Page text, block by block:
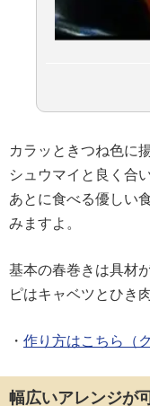
カラッときつね色に
シュウマイと良く合
あとに食べる優しい
みますよ。
基本の春巻きは具材
ピはキャベツとひき
・ 作り方はこちら（
幅広いアレンジが